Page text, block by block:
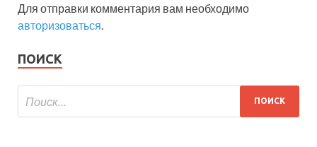
Для отправки комментария вам необходимо
авторизоваться
ПОИСК